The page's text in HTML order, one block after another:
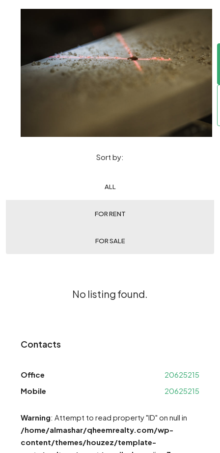
ALL
FOR RENT
FOR SALE
Sort by:
No listing found.
Contacts
Office
20625215
Mobile
20625215
Warning: Attempt to read property "ID" on null in
/home/almashar/qheemrealty.com/wp-
content/themes/houzez/template-